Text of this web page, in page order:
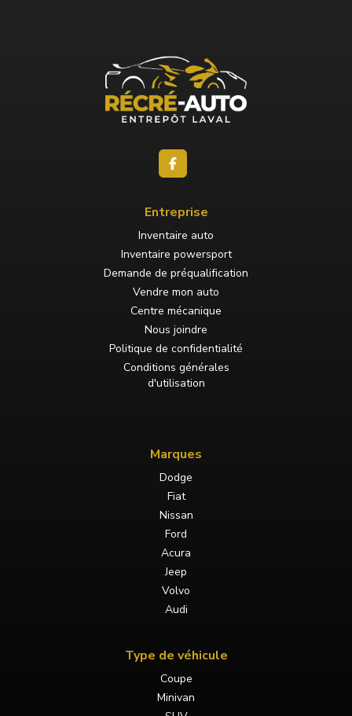
Entreprise
Inventaire auto
Inventaire powersport
Demande de préqualification
Vendre mon auto
Centre mécanique
Nous joindre
Politique de confidentialité
Conditions générales
d'utilisation
Marques
Dodge
Fiat
Nissan
Ford
Acura
Jeep
Volvo
Audi
Type de véhicule
Coupe
Minivan